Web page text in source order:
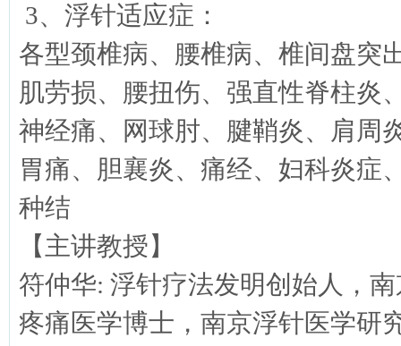
3、浮针适应症：
各型颈椎病、腰椎病、椎间盘突
肌劳损、腰扭伤、强直性脊柱炎
神经痛、网球肘、腱鞘炎、肩周
胃痛、胆襄炎、痛经、妇科炎症
种结
【主讲教授】
符仲华: 浮针疗法发明创始人，
疼痛医学博士，南京浮针医学研